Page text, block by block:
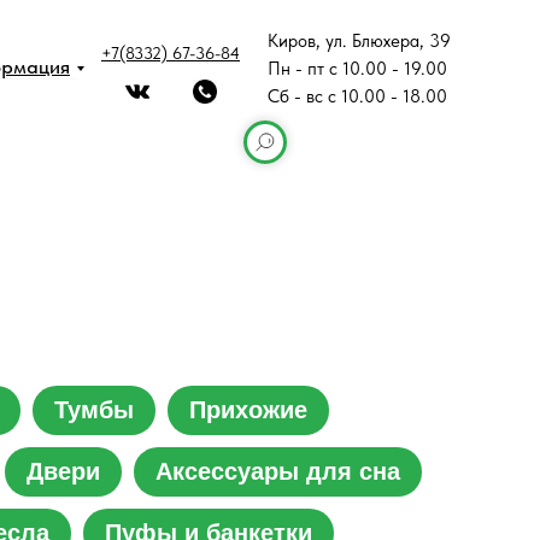
+7(8332) 67-36-84
Киров, ул. Блюхера, 39
Пн - пт с 10.00 - 19.00
Сб - вс с 10.00 - 18.00
Тумбы Прихожие
Двери Аксессуары для сна
Пуфы и банкетки